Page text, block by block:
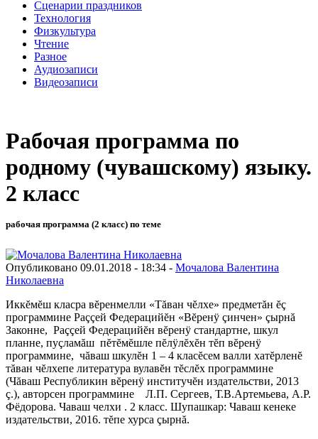
Сценарии праздников
Технология
Физкультура
Чтение
Разное
Аудиозаписи
Видеозаписи
Рабочая программа по
родному (чувашскому) языку.
2 класс
рабочая программа (2 класс) по теме
Опубликовано 09.01.2018 - 18:34 - Мочалова Валентина
Николаевна
Иккĕмĕш класра вĕренмелли «Тăван чĕлхе» предметăн ĕç
программине Раççей Федерацийĕн «Вĕренÿ çинчен» çырнă
Законне, Раççей Федерацийĕн вĕренÿ стандартне, шкул
планне, пуçламăш пĕтĕмĕшле пĕлÿлĕхĕн тĕп вĕренÿ
программине, чăваш шкулĕн 1 – 4 класĕсем валли хатĕрленĕ
тăван чĕлхепе литература вулавĕн тĕслĕх программине
(Чăваш Республикин вĕренÿ институчĕн издательстви, 2013
ç.), авторсен программине Л.П. Сергеев, Т.В.Артемьева, А.Р.
Фёдорова. Чаваш челхи . 2 класс. Шупашкар: Чаваш кенеке
издательстви, 2016. тĕпе хурса çырнă.